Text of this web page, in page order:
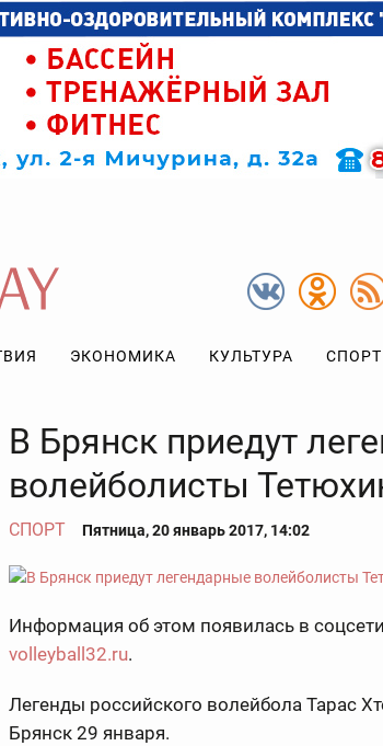
ЭКОНОМИКА КУЛЬТУРА СПОРТ
В Брянск приедут
волейболисты
СПОРТ Пятница, 20 январь 2017, 14:02
Информация об этом появилась в
volleyball32.ru.
Легенды российского волейбола Тарас
Брянск 29 января.